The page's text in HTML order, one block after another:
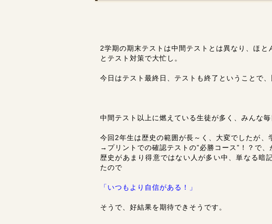
2学期の期末テストは中間テストとは異なり、ほ
とテスト対策で大忙し。
今日はテスト最終日、テストも終了ということで、
中間テスト以上に燃えている生徒が多く、みんな
今回2年生は歴史の範囲が長～く、大変でしたが
→プリントでの確認テストの”必勝コース”！？で、
歴史があまり得意ではない人が多い中、単なる暗
たので
「いつもより自信がある！」
そうで、好結果を期待できそうです。